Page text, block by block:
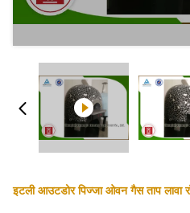
इटली आउटडोर पिज्जा ओवन गैस ताप लावा